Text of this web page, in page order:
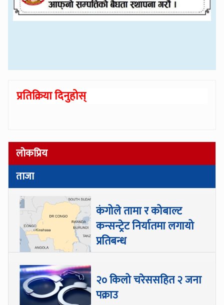
प्रतिक्रिया दिनुहोस्
लोकप्रिय
ताजा
कंगोले तामा र कोबाल्ट
कन्सन्ट्रेट निर्यातमा लगायो
प्रतिबन्ध
२० किलो चरेससहित २ जना
पक्राउ